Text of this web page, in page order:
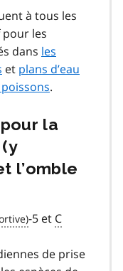
à tous les
pour les
dans les
et plans d’eau
.
la
l’omble
-5 et C
de prise